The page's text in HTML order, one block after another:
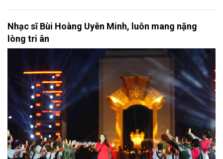
Nhạc sĩ Bùi Hoàng Uyên Minh, luôn mang nặng
lòng tri ân